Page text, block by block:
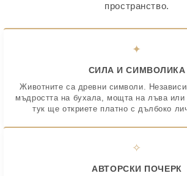
пространство.
✦
СИЛА И СИМВОЛИКА
Животните са древни символи.
мъдростта на бухала, мощта на лъва или
тук ще откриете платно с дълбоко
✧
АВТОРСКИ ПОЧЕРК